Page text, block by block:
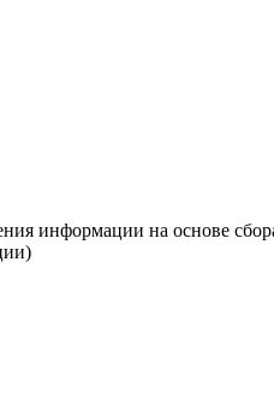
информации на основе